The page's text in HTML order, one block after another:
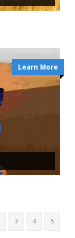
Learn More
3 4 5